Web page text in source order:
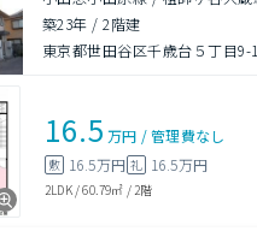
築23年 /2階建
東京都世田谷区千歳台５丁目9-
16.5 万円 /管理費なし
敷 16.5万円 礼 16.5万円
2LDK/60.79㎡ / 2階